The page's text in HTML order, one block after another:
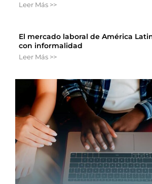
Leer Más >>
El mercado laboral de América
con informalidad
Leer Más >>